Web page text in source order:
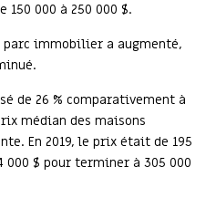
150 000 à 250 000 $.
parc immobilier a augmenté,
de 26 % comparativement à
médian des maisons
En 2019, le prix était de 195
000 $ pour terminer à 305 000